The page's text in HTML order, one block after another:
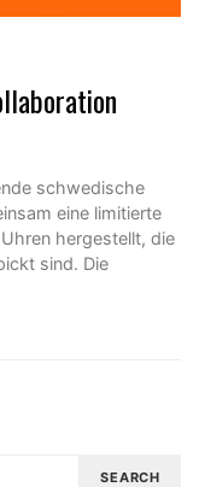
schwedische
eine limitierte
hergestellt, die
sind. Die
SEARCH